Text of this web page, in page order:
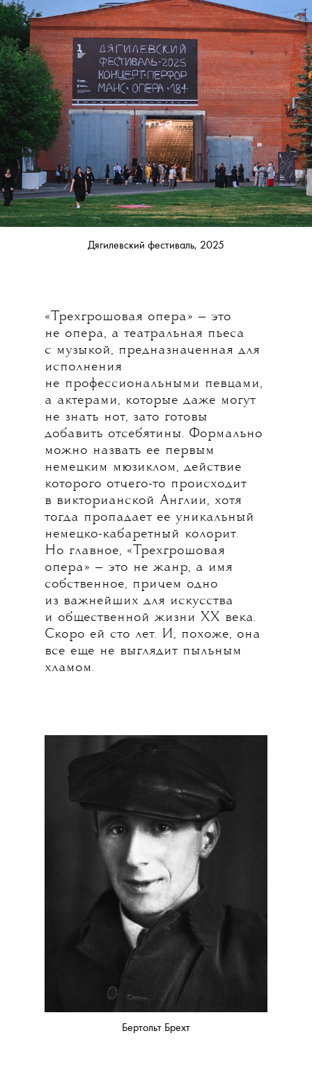
Дягилевский фестиваль, 2025
«Трехгрошовая опера» — это
не опера, а театральная пьеса
с музыкой, предназначенная для
исполнения
не профессиональными певцами,
а актерами, которые даже могут
не знать нот, зато готовы
добавить отсебятины. Формально
можно назвать ее первым
немецким мюзиклом, действие
которого отчего-то происходит
в викторианской Англии, хотя
тогда пропадает ее уникальный
немецко-кабаретный колорит.
Но главное, «Трехгрошовая
опера» — это не жанр, а имя
собственное, причем одно
из важнейших для искусства
и общественной жизни XX века.
Скоро ей сто лет. И, похоже, она
все еще не выглядит пыльным
хламом.
Бертольт Брехт